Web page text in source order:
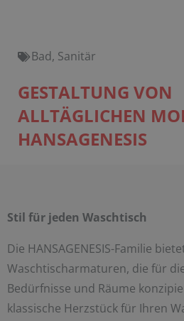
Bad, Sanitär
GESTALTUNG VON
ALLTÄGLICHEN
HANSAGENESIS
Stil für jeden Waschtisch
Die HANSAGENESIS-Familie
Waschtischarmaturen, die für
Bedürfnisse und Räume
klassische Herzstück für Ihren